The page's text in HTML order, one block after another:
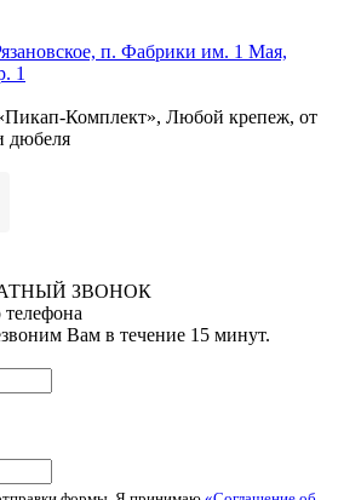
п. Фабрики им. 1 Мая,
1
Комплект», Любой крепеж, от
дюбеля
ЗВОНОК
Вам в течение 15 минут.